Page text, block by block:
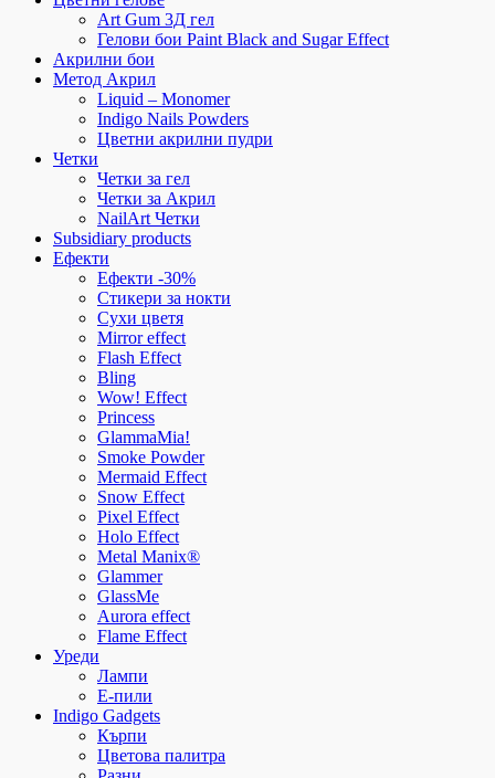
Art Gum 3Д гел
Гелови бои Paint Black and Sugar Effect
Акрилни бои
Метод Акрил
Liquid – Monomer
Indigo Nails Powders
Цветни акрилни пудри
Четки
Четки за гел
Четки за Акрил
NailArt Четки
Subsidiary products
Ефекти
Ефекти -30%
Стикери за нокти
Сухи цветя
Mirror effect
Flash Effect
Bling
Wow! Effect
Princess
GlammaMia!
Smoke Powder
Mermaid Effect
Snow Effect
Pixel Effect
Holo Effect
Metal Manix®
Glammer
GlassMe
Aurora effect
Flame Effect
Уреди
Лампи
E-пили
Indigo Gadgets
Кърпи
Цветова палитра